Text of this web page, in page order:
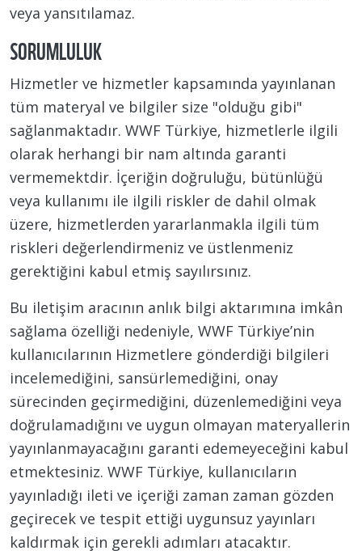
veya yansıtılamaz.
SORUMLULUK
Hizmetler ve hizmetler kapsamında yayınlanan
tüm materyal ve bilgiler size "olduğu gibi"
sağlanmaktadır. WWF Türkiye, hizmetlerle ilgili
olarak herhangi bir nam altında garanti
vermemektdir. İçeriğin doğruluğu, bütünlüğü
veya kullanımı ile ilgili riskler de dahil olmak
üzere, hizmetlerden yararlanmakla ilgili tüm
riskleri değerlendirmeniz ve üstlenmeniz
gerektiğini kabul etmiş sayılırsınız.
Bu iletişim aracının anlık bilgi aktarımına imkân
sağlama özelliği nedeniyle, WWF Türkiye’nin
kullanıcılarının Hizmetlere gönderdiği bilgileri
incelemediğini, sansürlemediğini, onay
sürecinden geçirmediğini, düzenlemediğini veya
doğrulamadığını ve uygun olmayan materyallerin
yayınlanmayacağını garanti edemeyeceğini kabul
etmektesiniz. WWF Türkiye, kullanıcıların
yayınladığı ileti ve içeriği zaman zaman gözden
geçirecek ve tespit ettiği uygunsuz yayınları
kaldırmak için gerekli adımları atacaktır.